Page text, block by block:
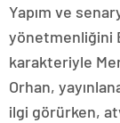
Yapım ve
yönetmenliğini
karakteriyle
Orhan,
ilgi görürken,